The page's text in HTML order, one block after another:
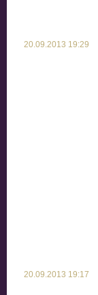
20.09.2013 19:29
20.09.2013 19:17